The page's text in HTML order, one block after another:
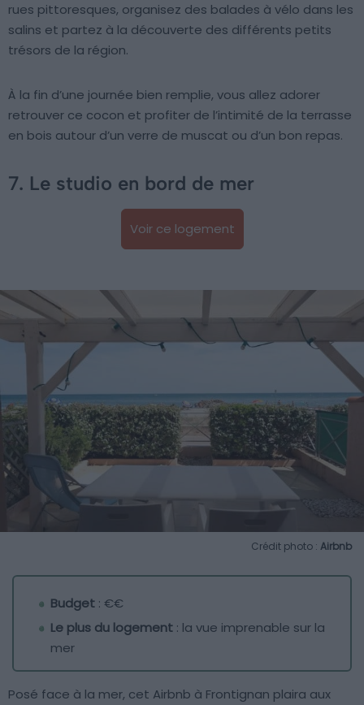
rues pittoresques, organisez des balades à vélo dans les
salins et partez à la découverte des différents petits
trésors de la région.
À la fin d’une journée bien remplie, vous allez adorer
retrouver ce cocon et profiter de l’intimité de la terrasse
en bois autour d’un verre de muscat ou d’un bon repas.
7. Le studio en bord de mer
Voir ce logement
Crédit photo : Airbnb
Budget : €€
Le plus du logement : la vue imprenable sur la
mer
Posé face à la mer, cet Airbnb à Frontignan plaira aux